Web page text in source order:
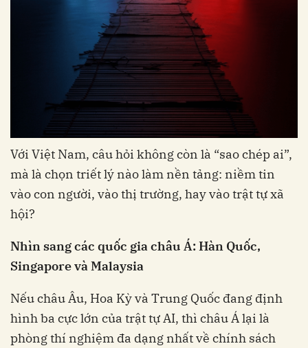
Với Việt Nam, câu hỏi không còn là “sao chép ai”,
mà là chọn triết lý nào làm nền tảng: niềm tin
vào con người, vào thị trường, hay vào trật tự xã
hội?
Nhìn sang các quốc gia châu Á: Hàn Quốc,
Singapore và Malaysia
Nếu châu Âu, Hoa Kỳ và Trung Quốc đang định
hình ba cực lớn của trật tự AI, thì châu Á lại là
phòng thí nghiệm đa dạng nhất về chính sách